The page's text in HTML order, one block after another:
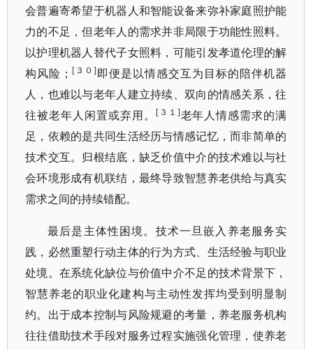
会普遍寄希望于机器人和智能设备来弥补家庭照护能
力的不足，但老年人的需求并非局限于功能性照料。
以护理机器人替代子女照料，可能引发孝道伦理的解
构风险；[３０] 即便是以情感交互为目标的陪伴机器
人，也难以与老年人建立持续、双向的情感关系，往
往被老年人闲置或弃用。
[３１]老年人情感需求的满
足，依赖的是共同生活经历与情感记忆，而非简单的
技术交互。归根结底，缺乏价值中介的技术难以与社
会环境形成有机联结，最终导致智慧养老供给与真实
需求之间的持续错配。
最后是主体性困境。技术一旦嵌入养老服务实
践，必然重塑行动主体的行为方式、生活经验与职业
处境。在系统化缺位与价值中介不足的技术背景下，
智慧养老的职业化建构与主动性发挥均受到明显制
约。 出于成本控制与风险规避的考量，养老服务机构
往往借助技术手段对服务过程实施强化管理，使养老